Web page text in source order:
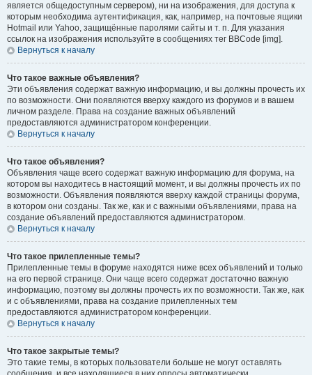
является общедоступным сервером), ни на изображения, для доступа к
которым необходима аутентификация, как, например, на почтовые ящики
Hotmail или Yahoo, защищённые паролями сайты и т. п. Для указания
ссылок на изображения используйте в сообщениях тег BBCode [img].
Вернуться к началу
Что такое важные объявления?
Эти объявления содержат важную информацию, и вы должны прочесть их
по возможности. Они появляются вверху каждого из форумов и в вашем
личном разделе. Права на создание важных объявлений
предоставляются администратором конференции.
Вернуться к началу
Что такое объявления?
Объявления чаще всего содержат важную информацию для форума, на
котором вы находитесь в настоящий момент, и вы должны прочесть их по
возможности. Объявления появляются вверху каждой страницы форума,
в котором они созданы. Так же, как и с важными объявлениями, права на
создание объявлений предоставляются администратором.
Вернуться к началу
Что такое прилепленные темы?
Прилепленные темы в форуме находятся ниже всех объявлений и только
на его первой странице. Они чаще всего содержат достаточно важную
информацию, поэтому вы должны прочесть их по возможности. Так же, как
и с объявлениями, права на создание прилепленных тем
предоставляются администратором конференции.
Вернуться к началу
Что такое закрытые темы?
Это такие темы, в которых пользователи больше не могут оставлять